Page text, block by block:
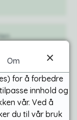
Om
for å forbedre
innhold og
vår. Ved å
du til vår bruk